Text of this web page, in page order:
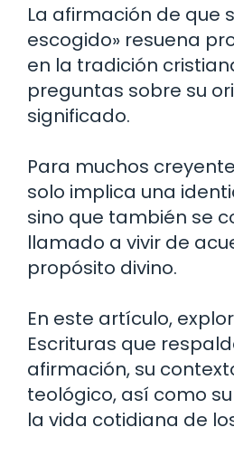
La afirmación de que
escogido» resuena
en la tradición
preguntas sobre su
significado.
Para muchos
solo implica una
sino que también se
llamado a vivir de
propósito divino.
En este artículo,
Escrituras que
afirmación, su
teológico, así como
la vida cotidiana de